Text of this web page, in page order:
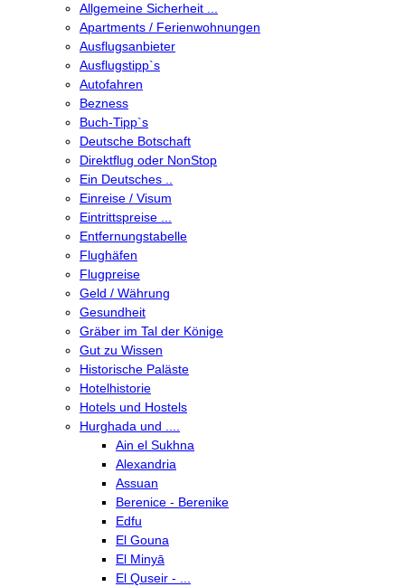
Allgemeine Sicherheit ...
Apartments / Ferienwohnungen
Ausflugsanbieter
Ausflugstipp`s
Autofahren
Bezness
Buch-Tipp`s
Deutsche Botschaft
Direktflug oder NonStop
Ein Deutsches ..
Einreise / Visum
Eintrittspreise ...
Entfernungstabelle
Flughäfen
Flugpreise
Geld / Währung
Gesundheit
Gräber im Tal der Könige
Gut zu Wissen
Historische Paläste
Hotelhistorie
Hotels und Hostels
Hurghada und ....
Ain el Sukhna
Alexandria
Assuan
Berenice - Berenike
Edfu
El Gouna
El Minyā
El Quseir - ...